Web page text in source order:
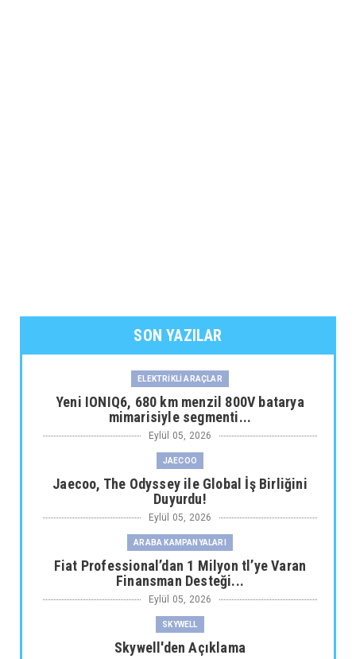
SON YAZILAR
ELEKTRİKLİ ARAÇLAR
Yeni IONIQ6, 680 km menzil 800V batarya
mimarisiyle segmenti...
Eylül 05, 2026
JAECOO
Jaecoo, The Odyssey ile Global İş Birliğini
Duyurdu!
Eylül 05, 2026
ARABA KAMPANYALARI
Fiat Professional’dan 1 Milyon tl’ye Varan
Finansman Desteği...
Eylül 05, 2026
SKYWELL
Skywell'den Açıklama